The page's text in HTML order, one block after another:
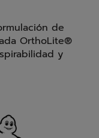
de
OrthoLite®
y